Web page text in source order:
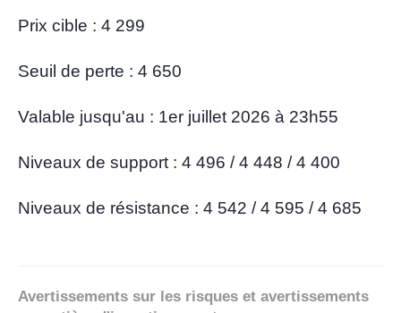
Prix ​​cible : 4 299
Seuil de perte : 4 650
Valable jusqu'au : 1er juillet 2026 à 23h55
Niveaux de support : 4 496 / 4 448 / 4 400
Niveaux de résistance : 4 542 / 4 595 / 4 685
Avertissements sur les risques et avertissements